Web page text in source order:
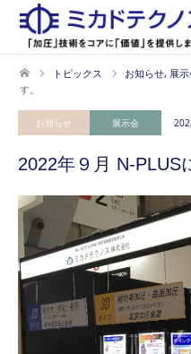
トピックス お知らせ, 展
す。
お知らせ 展示会
2022年９月 N-PLUS